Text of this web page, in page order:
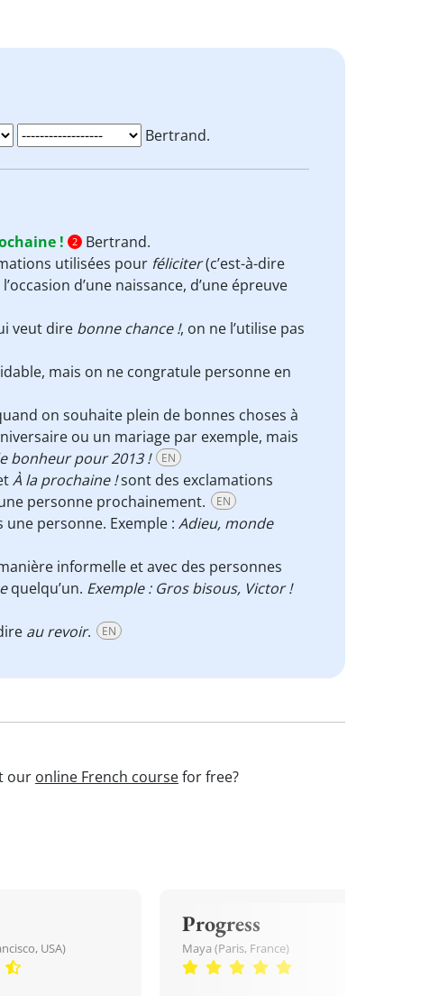
Bertrand.
! 2 Bertrand.
utilisées pour féliciter(c’est-à-dire
d’une naissance, d’une épreuve
veut dire bonne chance !, on ne l’utilise pas
mais on ne congratule personne en
on souhaite plein de bonnes choses à
ou un mariage par exemple, mais
bonheur pour 2013 ! EN
À la prochaine !sont des exclamations
personne prochainement.
EN
personne. Exemple : Adieu, monde
informelle et avec des personnes
quelqu’un. Exemple : Gros bisous, Victor !
au revoir. EN
our online French coursefor free?
USA)
Progress
Maya (Paris, France)